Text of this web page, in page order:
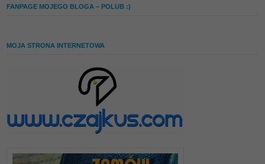
FANPAGE MOJEGO BLOGA – POLUB :)
MOJA STRONA INTERNETOWA